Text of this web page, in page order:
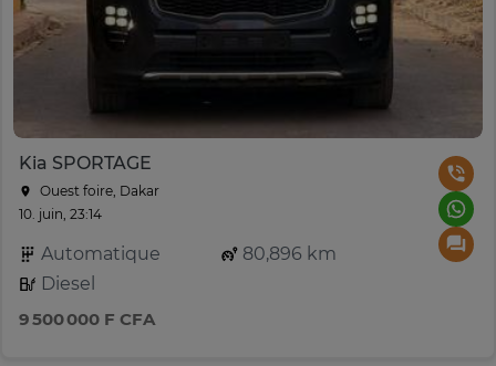
Kia SPORTAGE
Ouest foire, Dakar
10. juin, 23:14
Automatique
80,896 km
Diesel
9 500 000 F CFA